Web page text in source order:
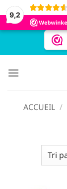
9,2
Passer
ACCUEIL /